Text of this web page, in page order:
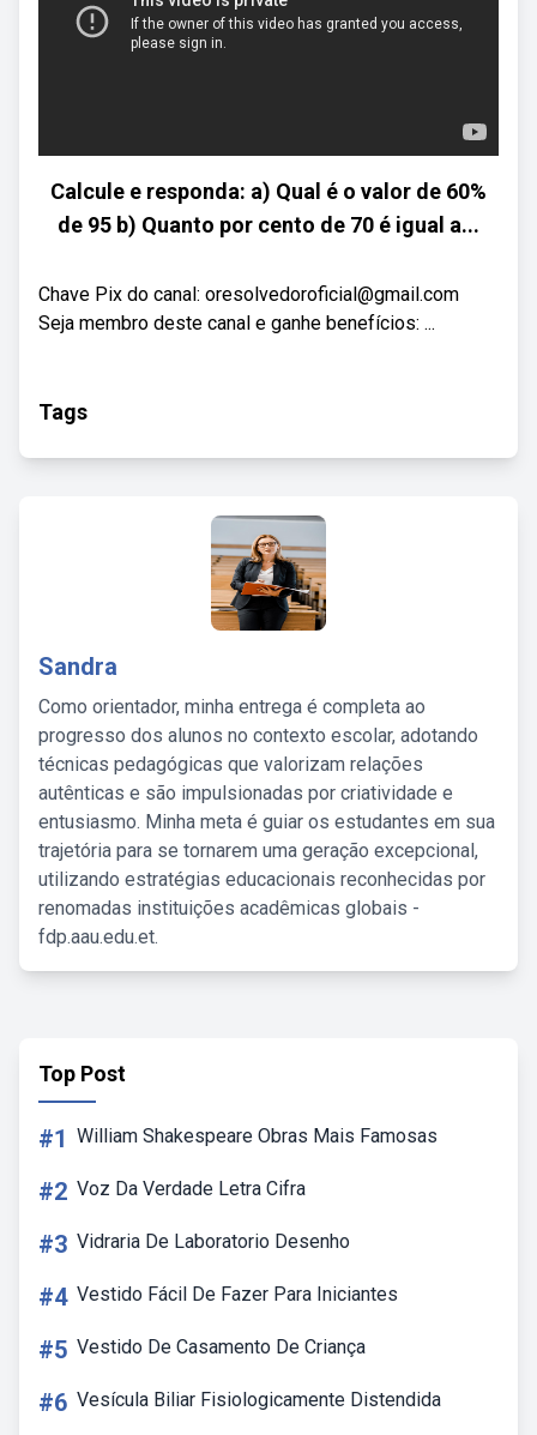
Calcule e responda: a) Qual é o valor de 60%
de 95 b) Quanto por cento de 70 é igual a...
Chave Pix do canal: oresolvedoroficial@gmail.com
Seja membro deste canal e ganhe benefícios: ...
Tags
Sandra
Como orientador, minha entrega é completa ao
progresso dos alunos no contexto escolar, adotando
técnicas pedagógicas que valorizam relações
autênticas e são impulsionadas por criatividade e
entusiasmo. Minha meta é guiar os estudantes em sua
trajetória para se tornarem uma geração excepcional,
utilizando estratégias educacionais reconhecidas por
renomadas instituições acadêmicas globais -
fdp.aau.edu.et.
Top Post
#1 William Shakespeare Obras Mais Famosas
#2 Voz Da Verdade Letra Cifra
#3 Vidraria De Laboratorio Desenho
#4 Vestido Fácil De Fazer Para Iniciantes
#5 Vestido De Casamento De Criança
#6 Vesícula Biliar Fisiologicamente Distendida